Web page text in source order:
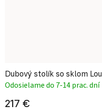
Dubový stolík so sklom
Odosielame do 7-14 prac. dní
217 €